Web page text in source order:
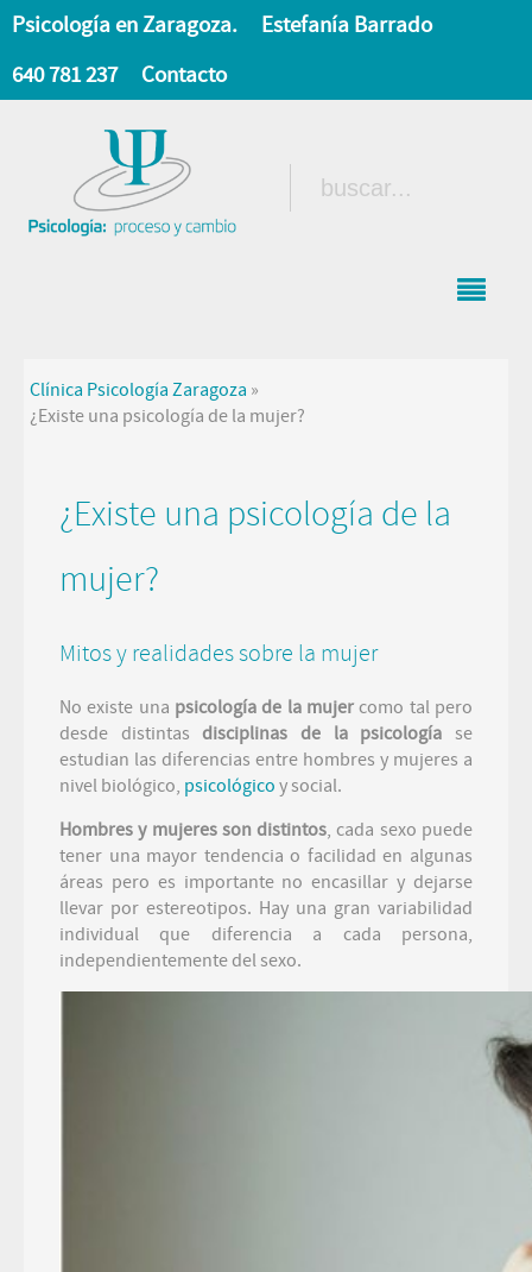
Psicología en Zaragoza.
Estefanía Barrado
640 781 237
Contacto
Clínica Psicología Zaragoza »
¿Existe una psicología de la mujer?
¿Existe una psicología de la
mujer?
Mitos y realidades sobre la mujer
No existe una psicología de la mujer como tal pero
desde distintasdisciplinas de la psicología se
estudian las diferencias entre hombres y mujeres a
nivel biológico, psicológico y social.
Hombres y mujeres son distintos, cada sexo puede
tener una mayor tendencia o facilidad en algunas
áreas pero es importante no encasillar y dejarse
llevar por estereotipos. Hay una gran variabilidad
individual que diferencia a cada persona,
independientemente del sexo.